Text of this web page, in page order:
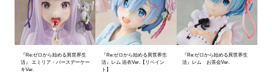
『Re:ゼロから始める異世界生
活』 エミリア・バースデーケー
キVer.
『Re:ゼロから始める異世界生
活』レム 浴衣Ver.【リペイン
ト】
『Re:ゼロから始める異世界生
活』レム お茶会Ver.